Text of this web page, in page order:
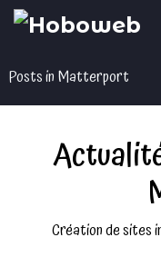
Posts in Matterport
Création de sites